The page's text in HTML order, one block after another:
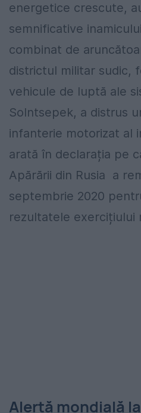
energetice crescute,
semnificative
combinat de
districtul militar sudic,
vehicule de luptă ale
Solntsepek, a distrus
infanterie motorizat al
arată în declarația pe
Apărării din Rusia a
septembrie 2020
rezultatele exercițiului
Alertă mondială